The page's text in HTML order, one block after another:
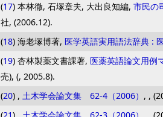
(17) 本林徹, 石塚章夫, 大出良知編, 市民の
社, (2006.12).
(18) 海老塚博著, 医学英語実用語法辞典 :
(19) 杏林製薬文書課著, 医薬英語論文用例
売), (, 2005.8).
(20) , 土木学会論文集 62-4（2006） , ,